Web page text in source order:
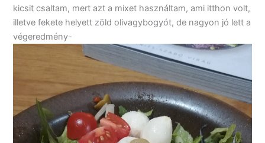
kicsit csaltam, mert azt a mixet használtam, ami itthon volt,
illetve fekete helyett zöld olivagybogyót, de nagyon jó lett a
végeredmény-